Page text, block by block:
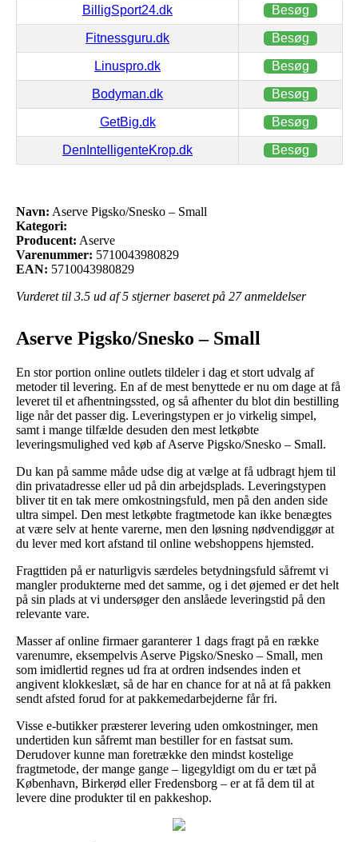
BilligSport24.dk Besøg
Fitnessguru.dk Besøg
Linuspro.dk Besøg
Bodyman.dk Besøg
GetBig.dk Besøg
DenIntelligenteKrop.dk Besøg
Navn: Aserve Pigsko/Snesko – Small
Kategori:
Producent: Aserve
Varenummer: 5710043980829
EAN: 5710043980829
Vurderet til 3.5 ud af 5 stjerner baseret på 27anmeldelser
Aserve Pigsko/Snesko – Small
En stor portion online outlets tildeler i dag et stort udvalg af
metoder til levering. En af de mest benyttede er nu om dage at få
leveret til et afhentningssted, og så afhenter du blot din bestilling
lige når det passer dig. Leveringstypen er jo virkelig simpel,
samt i mange tilfælde desuden den mest letkøbte
leveringsmulighed ved køb af Aserve Pigsko/Snesko – Small.
Du kan på samme måde udse dig at vælge at få udbragt hjem til
din privatadresse eller ud på din arbejdsplads. Leveringstypen
bliver tit en tak mere omkostningsfuld, men på den anden side
ultra simpel. Den mest letkøbte fragtmetode kan ikke benægtes
at være selv at hente varerne, men den løsning nødvendiggør at
du lever med kort afstand til online webshoppens hjemsted.
Fragttiden på er naturligvis særdeles betydningsfuld såfremt vi
mangler produkterne med det samme, og i det øjemed er det helt
på sin plads at vi undersøger den anslåede leveringstid på den
relevante vare.
Masser af online firmaer garanterer 1 dags fragt på en række
varenumre, eksempelvis Aserve Pigsko/Snesko – Small, men
som imidlertid regnes ud fra at ordren indsendes inden et
angivent klokkeslæt, så de har en chance for at nå at få pakken
sendt afsted forud for at pakkemedarbejderne får fri.
Visse e-butikker præsterer levering uden omkostninger, men
undertiden kun såfremt man bestiller for en fastsat sum.
Derudover kunne man foretrække den mindst kostelige
fragtmetode, der mange gange – ligegyldigt om du er tæt på
København, Birkerød eller Fredensborg – er at få dem til at
levere dine produkter til en pakkeshop.